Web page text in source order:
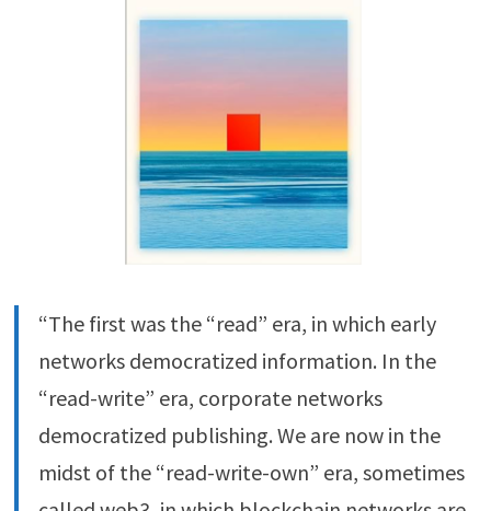
“The first was the “read” era, in which early
networks democratized information. In the
“read-write” era, corporate networks
democratized publishing. We are now in the
midst of the “read-write-own” era, sometimes